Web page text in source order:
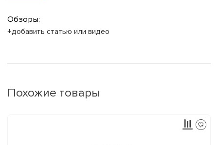
Обзоры:
+добавить статью или видео
Похожие товары